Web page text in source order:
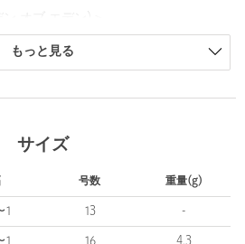
は『モダンヴィンテージ』。シーズン
族・アートなどのヴィンテージからイ
なモダンで普遍的なジュエリーコレク
ご確認ください。
合やパソコンなどの閲覧環境によ
見える場合がございます。あらかじめ
もっと見る
サイズ
号数 重量(g)
13 -
16 4.3